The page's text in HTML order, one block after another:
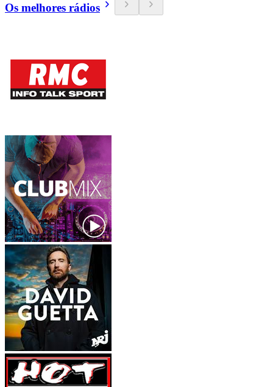
Os melhores rádios